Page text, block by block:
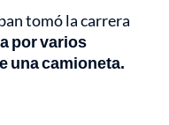
tomó la carrera
por varios
una camioneta.